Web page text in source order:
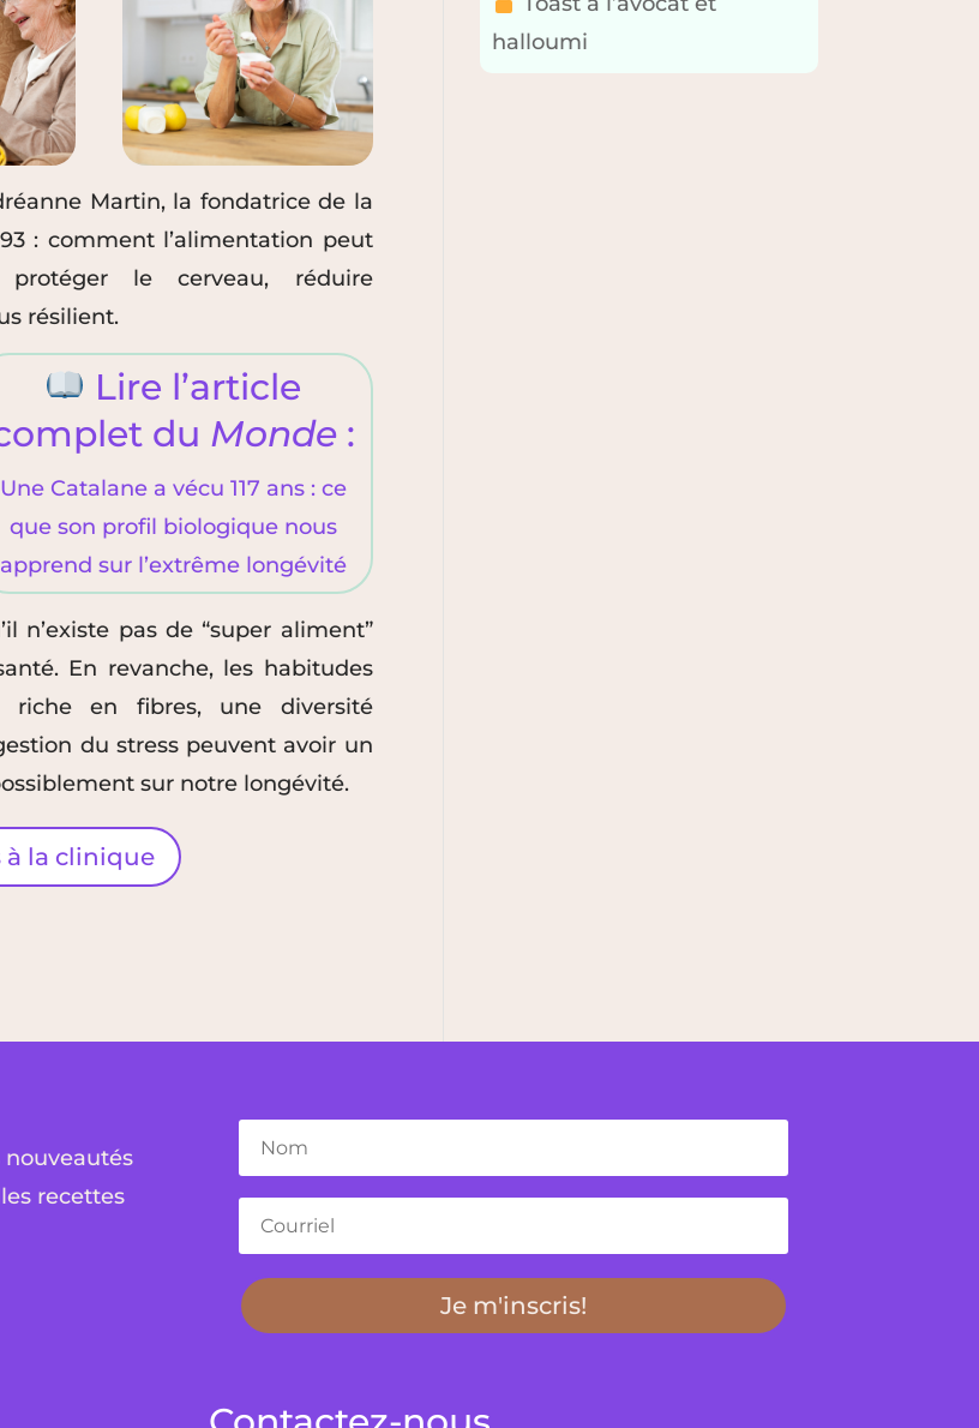
Martin, la fondatrice de la
: comment l’alimentation peut
le cerveau, réduire
résilient.
Lire l’article
du Monde:
Une Catalane a vécu 117 ans : ce
que son profil biologique nous
apprend sur l’extrême longévité
n’existe pas de “super aliment”
En revanche, les habitudes
riche en fibres, une diversité
du stress peuvent avoir un
sur notre longévité.
à la clinique
halloumi
nouveautés
recettes
Je m'inscris!